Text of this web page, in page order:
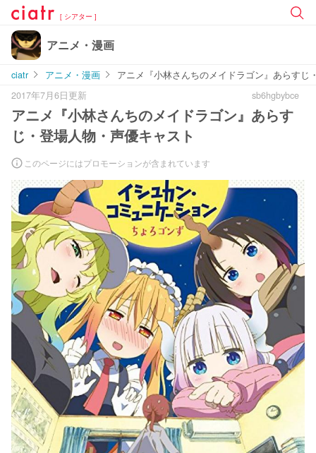
[ シアター ]
アニメ・漫画
ciatr アニメ・漫画
アニメ『小林さんちのメイドラゴン』あらすじ
2017年7月6日更新
sb6hgbybce
アニメ『小林さんちのメイドラゴン』あらす
じ・登場人物・声優キャスト
このページにはプロモーションが含まれています